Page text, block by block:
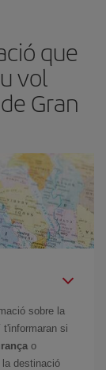
dates i elsque
vol
Gran
sobre la
t'informaran si
o
destinació